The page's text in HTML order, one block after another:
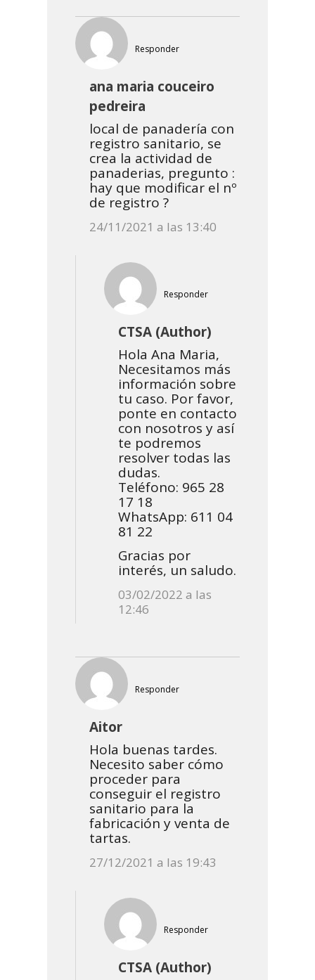
ana maria couceiro
pedreira
Responder
local de panadería con
registro sanitario, se
crea la actividad de
panaderias, pregunto :
hay que modificar el nº
de registro ?
24/11/2021 a las 13:40
CTSA (Author)
Responder
Hola Ana Maria,
Necesitamos más
información sobre
tu caso. Por favor,
ponte en contacto
con nosotros y así
te podremos
resolver todas las
dudas.
Teléfono: 965 28
17 18
WhatsApp: 611 04
81 22
Gracias por
interés, un saludo.
03/02/2022 a las
12:46
Aitor
Responder
Hola buenas tardes.
Necesito saber cómo
proceder para
conseguir el registro
sanitario para la
fabricación y venta de
tartas.
27/12/2021 a las 19:43
CTSA (Author)
Responder